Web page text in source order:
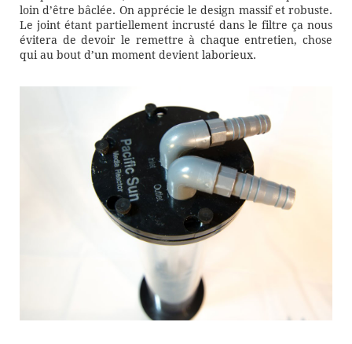
loin d’être bâclée. On apprécie le design massif et robuste.
Le joint étant partiellement incrusté dans le filtre ça nous
évitera de devoir le remettre à chaque entretien, chose
qui au bout d’un moment devient laborieux.